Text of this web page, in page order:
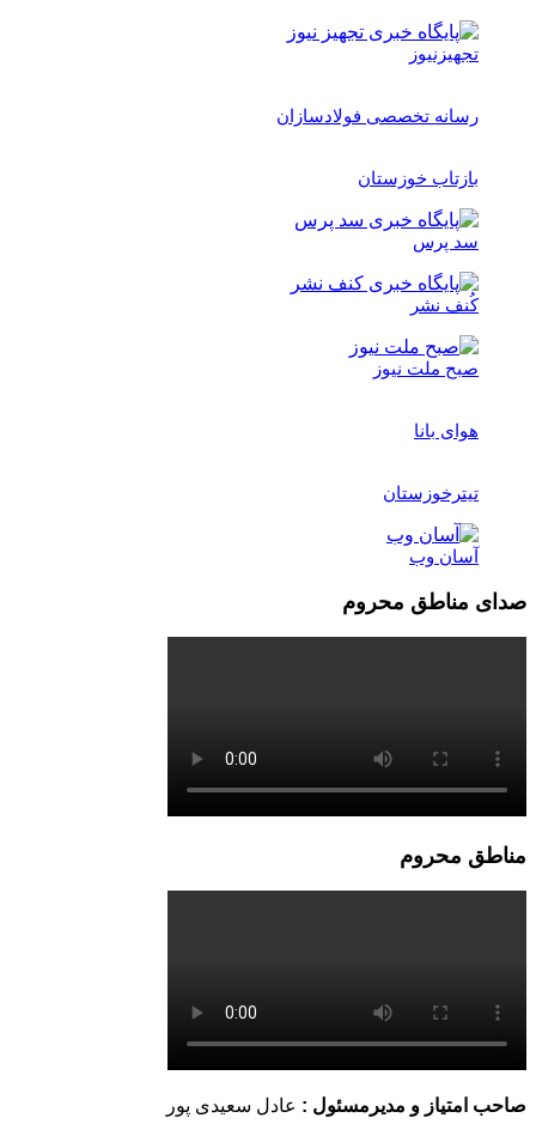
تجهیزنیوز
رسانه تخصصی فولادسازان
بازتاب خوزستان
سد پرس
کُنف نشر
صبح ملت نیوز
هوای بانا
تیترخوزستان
آسان وب
صدای مناطق محروم
مناطق محروم
صاحب امتیاز و مدیرمسئول : عادل سعیدی پور